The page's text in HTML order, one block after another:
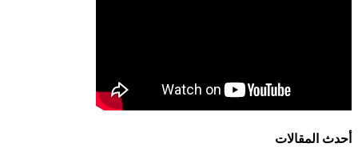
أحدث المقالات